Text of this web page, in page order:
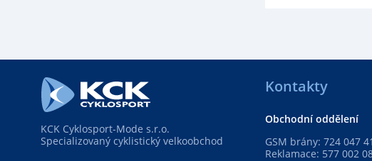
KCK Cyklosport-Mode s.r.o.
Specializovaný cyklistický velkoobchod
Kontakty
Obchodní oddělení
GSM brány: 724 047
Reklamace: 577 002